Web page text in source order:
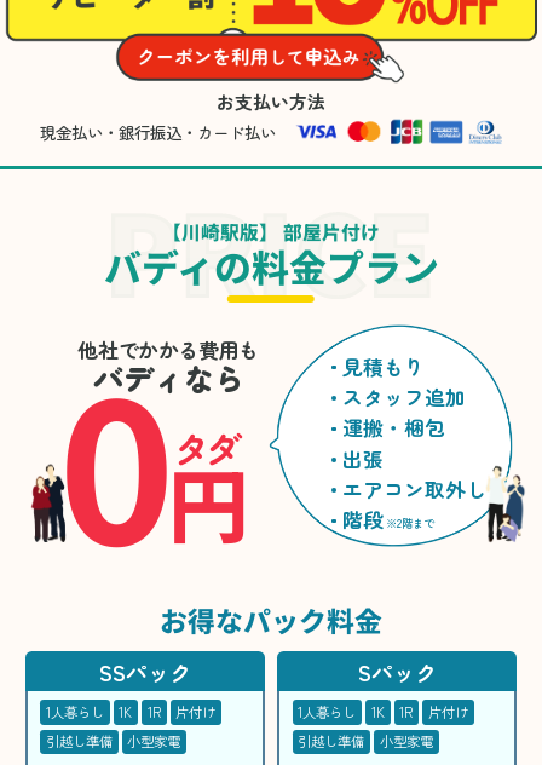
お支払い方法
現金払い・銀行振込・カード払い
【川崎駅版】 部屋片付け
バディの料金プラン
他社でかかる費用も
バディなら
0円
タダ
見積もり
スタッフ追加
運搬・梱包
出張
エアコン取外し
階段 ※2階まで
お得なパック料金
SSパック
1人暮らし 1K 1R
片付け
引越し準備
小型家電
Sパック
1人暮らし 1K 1R
片付け
引越し準備
小型家電